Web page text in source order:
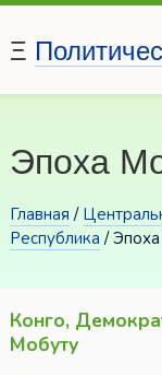
Ξ
Эпоха
Главная /
Республика /
Конго,
Мобуту